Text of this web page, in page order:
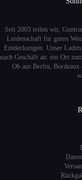
Seit 2003 teilen wir,
Leidenschaft für guten
Entdeckungen. Unser
nach Geschäft an: ein Ort
Ob aus Berlin, Bordeaux